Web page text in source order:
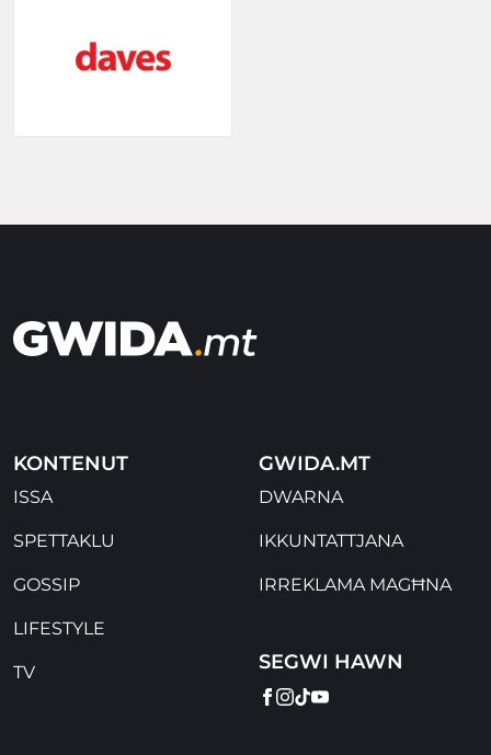
KONTENUT
ISSA
SPETTAKLU
GOSSIP
LIFESTYLE
TV
GWIDA.MT
DWARNA
IKKUNTATTJANA
IRREKLAMA MAGĦNA
SEGWI HAWN
FACEBOOK
INSTAGRAM
TIKTOK
YOUTUBE